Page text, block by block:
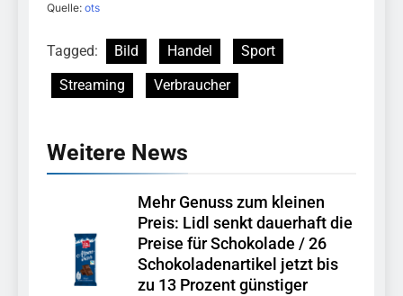
Quelle: ots
Tagged: Bild Handel
Sport
Streaming
Verbraucher
Weitere News
Mehr Genuss zum kleinen
Preis: Lidl senkt dauerhaft die
Preise für Schokolade / 26
Schokoladenartikel jetzt bis
zu 13 Prozent günstiger